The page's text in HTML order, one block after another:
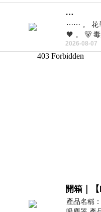
…
⋯⋯ 。 花
🧡 。 🐻
前天購買
2026-08-07
產品名稱